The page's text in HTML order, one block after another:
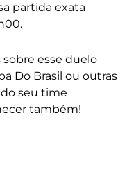
partida exata
esse duelo
Do Brasil ou outras
seu time
também!